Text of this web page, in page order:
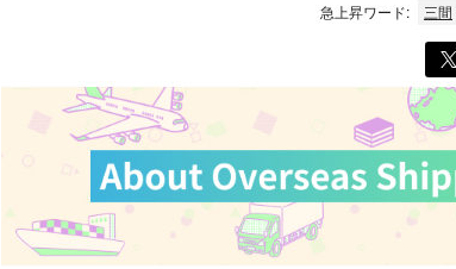
急上昇ワード: 三間